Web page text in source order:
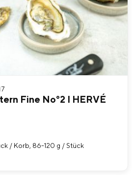
Fine No°2 I HERVÉ
/ Korb, 86-120 g / Stück